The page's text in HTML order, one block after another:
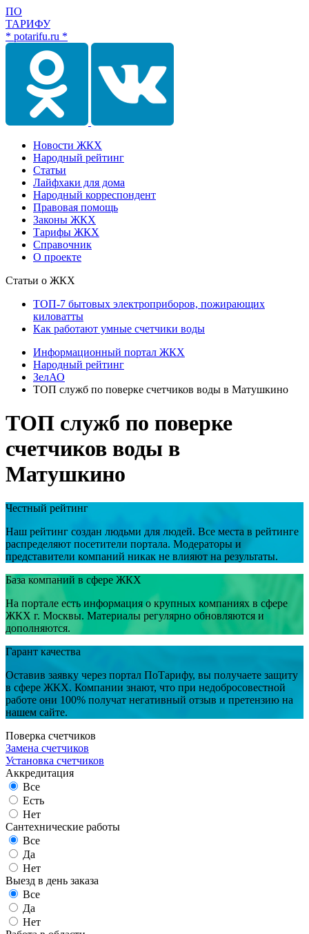
ПО
ТАРИФУ
* potarifu.ru *
Новости ЖКХ
Народный рейтинг
Статьи
Лайфхаки для дома
Народный корреспондент
Правовая помощь
Законы ЖКХ
Тарифы ЖКХ
Справочник
О проекте
Статьи о ЖКХ
ТОП-7 бытовых электроприборов, пожирающих
киловатты
Как работают умные счетчики воды
Информационный портал ЖКХ
Народный рейтинг
ЗелАО
ТОП служб по поверке счетчиков воды в Матушкино
ТОП служб по поверке
счетчиков воды в
Матушкино
Честный рейтинг
Наш рейтинг создан людьми для людей. Все места в рейтинге
распределяют посетители портала. Модераторы и
представители компаний никак не влияют на результаты.
База компаний в сфере ЖКХ
На портале есть информация о крупных компаниях в сфере
ЖКХ г. Москвы. Материалы регулярно обновляются и
дополняются.
Гарант качества
Оставив заявку через портал ПоТарифу, вы получаете защиту
в сфере ЖКХ. Компании знают, что при недобросовестной
работе они 100% получат негативный отзыв и претензию на
нашем сайте.
Поверка счетчиков
Замена счетчиков
Установка счетчиков
Аккредитация
Все
Есть
Нет
Сантехнические работы
Все
Да
Нет
Выезд в день заказа
Все
Да
Нет